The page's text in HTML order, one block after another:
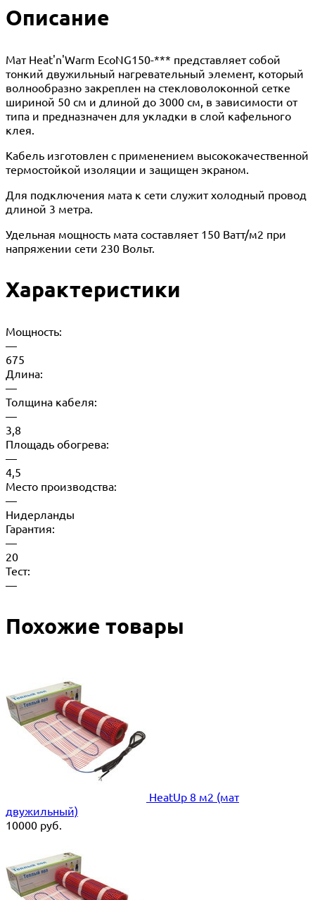
Описание
Мат Heat'n'Warm EcoNG150-*** представляет собой
тонкий двужильный нагревательный элемент, который
волнообразно закреплен на стекловолоконной сетке
шириной 50 см и длиной до 3000 см, в зависимости от
типа и предназначен для укладки в слой кафельного
клея.
Кабель изготовлен с применением высококачественной
термостойкой изоляции и защищен экраном.
Для подключения мата к сети служит холодный провод
длиной 3 метра.
Удельная мощность мата составляет 150 Ватт/м2 при
напряжении сети 230 Вольт.
Характеристики
Мощность:
—
675
Длина:
—
Толщина кабеля:
—
3,8
Площадь обогрева:
—
4,5
Место производства:
—
Нидерланды
Гарантия:
—
20
Тест:
—
Похожие товары
HeatUp 8 м2 (мат
двужильный)
10000 руб.